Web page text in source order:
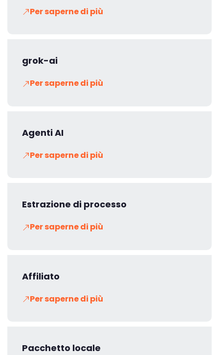
Per saperne di più
grok-ai
Per saperne di più
Agenti AI
Per saperne di più
Estrazione di processo
Per saperne di più
Affiliato
Per saperne di più
Pacchetto locale